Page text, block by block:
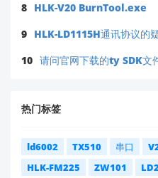
8 HLK-V20 BurnTool.exe
9 HLK-LD1115H通讯协议的
10 请问官网下载的ty SDK文
热门标签
ld6002 TX510 串口
HLK-FM225
ZW101